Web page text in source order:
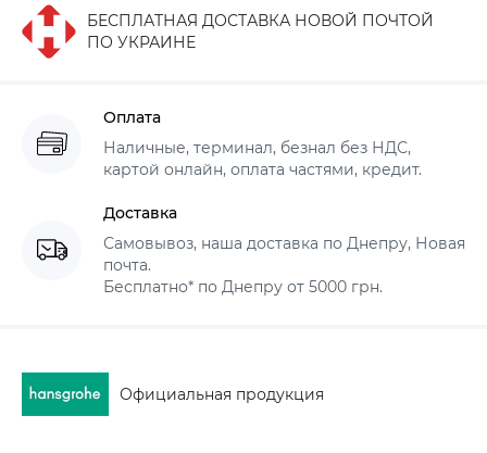
БЕСПЛАТНАЯ ДОСТАВКА НОВОЙ ПОЧТОЙ
ПО УКРАИНЕ
Оплата
Наличные, терминал, безнал без НДС,
картой онлайн, оплата частями, кредит.
Доставка
Самовывоз, наша доставка по Днепру, Новая
почта.
Бесплатно* по Днепру от 5000 грн.
Официальная продукция